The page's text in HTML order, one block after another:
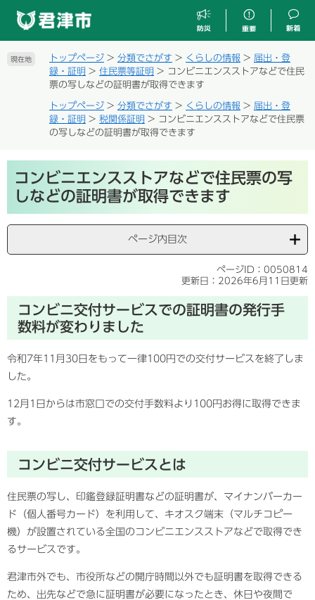
現在地 トップページ > 分類でさがす > くらしの情報 > 届出・登
録・証明 > 住民票等証明 > コンビニエンスストアなどで住民
票の写しなどの証明書が取得できます
トップページ > 分類でさがす > くらしの情報 > 届出・登
録・証明 > 税関係証明 > コンビニエンスストアなどで住民票
の写しなどの証明書が取得できます
文コンビニエンスストアなどで住民票の写
しなどの証明書が取得できます
ページ内目次
ページID：0050814
更新日：2026年6月11日更新
コンビニ交付サービスでの証明書の発行手
数料が変わりました
令和7年11月30日をもって一律100円での交付サービスを終了しま
した。
12月1日からは市窓口での交付手数料より100円お得に取得できま
す。
コンビニ交付サービスとは
住民票の写し、印鑑登録証明書などの証明書が、マイナンバーカー
ド（個人番号カード）を利用して、キオスク端末（マルチコピー
機）が設置されている全国のコンビニエンスストアなどで取得でき
るサービスです。
君津市外でも、市役所などの開庁時間以外でも証明書を取得できる
ため、出先などで急に証明書が必要になったとき、休日や夜間で